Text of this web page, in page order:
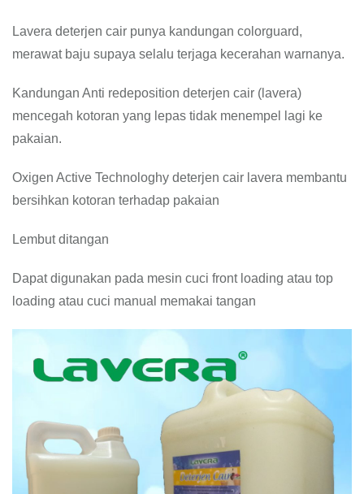
Lavera deterjen cair punya kandungan colorguard,
merawat baju supaya selalu terjaga kecerahan warnanya.
Kandungan Anti redeposition deterjen cair (lavera)
mencegah kotoran yang lepas tidak menempel lagi ke
pakaian.
Oxigen Active Technologhy deterjen cair lavera membantu
bersihkan kotoran terhadap pakaian
Lembut ditangan
Dapat digunakan pada mesin cuci front loading atau top
loading atau cuci manual memakai tangan